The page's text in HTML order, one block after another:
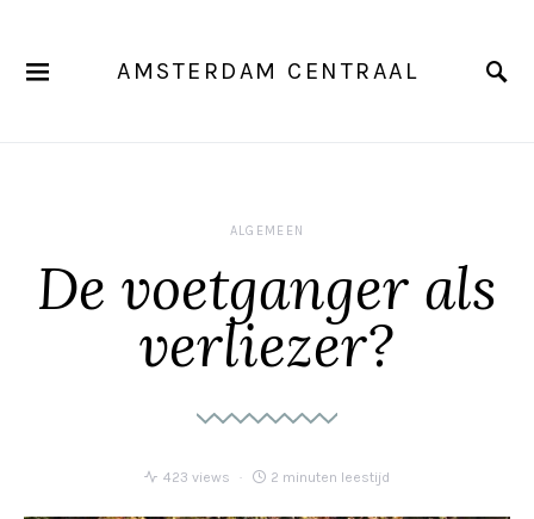
AMSTERDAM CENTRAAL
ALGEMEEN
De voetganger als
verliezer?
423 views 2 minuten leestijd